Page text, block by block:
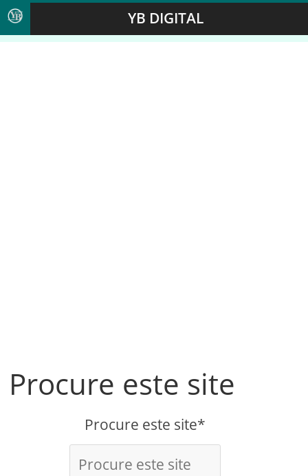
YB DIGITAL
Procure este site
Procure este site*